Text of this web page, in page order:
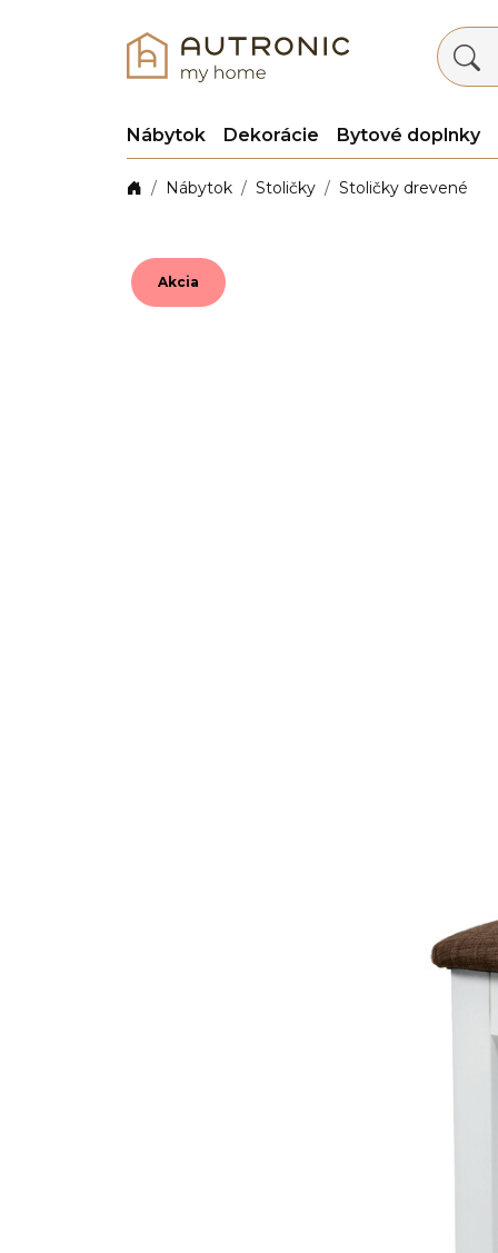
Nábytok Dekorácie Bytové doplnky
Nábytok Stoličky Stoličky drevené
Akcia